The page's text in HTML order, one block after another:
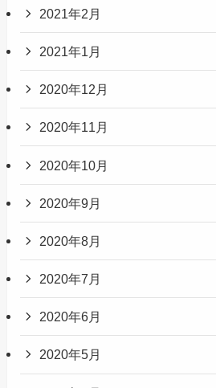
2021年2月
2021年1月
2020年12月
2020年11月
2020年10月
2020年9月
2020年8月
2020年7月
2020年6月
2020年5月